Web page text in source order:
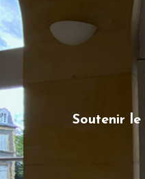
Soutenir